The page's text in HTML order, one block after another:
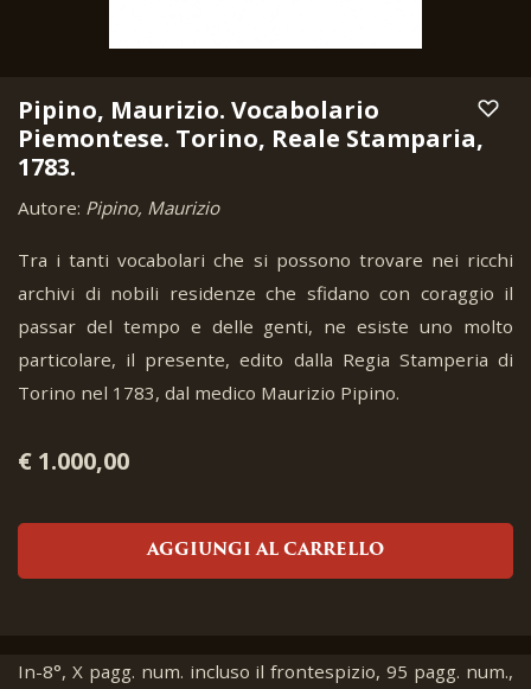
Pipino, Maurizio. Vocabolario
Piemontese. Torino, Reale Stamparia,
1783.
Autore: Pipino, Maurizio
Tra i tanti vocabolari che si possono trovare nei ricchi
archivi di nobili residenze che sfidano con coraggio il
passar del tempo e delle genti, ne esiste uno molto
particolare, il presente, edito dalla Regia Stamperia di
Torino nel 1783, dal medico Maurizio Pipino.
€ 1.000,00
AGGIUNGI AL CARRELLO
In-8°, X pagg. num. incluso il frontespizio, 95 pagg. num.,